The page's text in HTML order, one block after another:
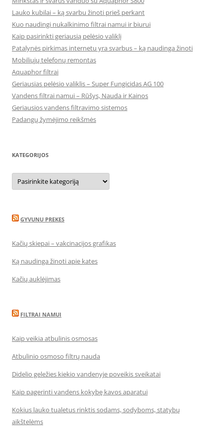
Lauko kubilai – ką svarbu žinoti prieš perkant
Kuo naudingi nukalkinimo filtrai namui ir biurui
Kaip pasirinkti geriausią pelėsio valiklį
Patalynės pirkimas internetu yra svarbus – ką naudinga žinoti
Mobiliųjų telefonų remontas
Aquaphor filtrai
Geriausias pelėsio valiklis – Super Fungicidas AG 100
Vandens filtrai namui – Rūšys, Nauda ir Kainos
Geriausios vandens filtravimo sistemos
Padangų žymėjimo reikšmės
KATEGORIJOS
Kategorijos
GYVUNU PREKES
Kačių skiepai – vakcinacijos grafikas
Ką naudinga žinoti apie kates
Kačių auklėjimas
FILTRAI NAMUI
Kaip veikia atbulinis osmosas
Atbulinio osmoso filtrų nauda
Didelio geležies kiekio vandenyje poveikis sveikatai
Kaip pagerinti vandens kokybę kavos aparatui
Kokius lauko tualetus rinktis sodams, sodyboms, statybų
aikštelėms